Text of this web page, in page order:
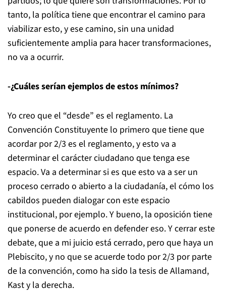
tanto, la política tiene que encontrar el camino para
viabilizar esto, y ese camino, sin una unidad
suficientemente amplia para hacer transformaciones,
no va a ocurrir.
-¿Cuáles serían ejemplos de estos mínimos?
Yo creo que el “desde” es el reglamento. La
Convención Constituyente lo primero que tiene que
acordar por 2/3 es el reglamento, y esto va a
determinar el carácter ciudadano que tenga ese
espacio. Va a determinar si es que esto va a ser un
proceso cerrado o abierto a la ciudadanía, el cómo los
cabildos pueden dialogar con este espacio
institucional, por ejemplo. Y bueno, la oposición tiene
que ponerse de acuerdo en defender eso. Y cerrar este
debate, que a mi juicio está cerrado, pero que haya un
Plebiscito, y no que se acuerde todo por 2/3 por parte
de la convención, como ha sido la tesis de Allamand,
Kast y la derecha.